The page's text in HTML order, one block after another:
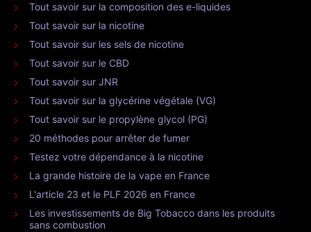
Tout savoir sur la composition des e-liquides
Tout savoir sur la nicotine
Tout savoir sur les sels de nicotine
Tout savoir sur le CBD
Tout savoir sur JNR
Tout savoir sur la glycérine végétale (VG)
Tout savoir sur le propylène glycol (PG)
20 méthodes pour arrêter de fumer
Testez votre dépendance à la nicotine
La grande histoire de la vape en France
L'article 23 et le PLF 2026 en France
Les investissements de Big Tobacco dans les produits
sans combustion